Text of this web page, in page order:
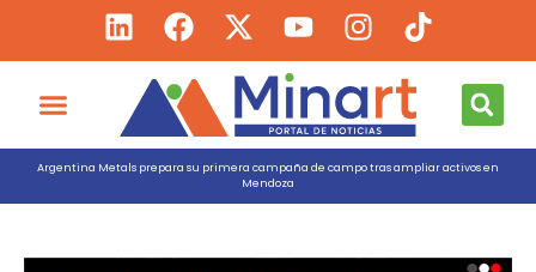
Argentina Metals prepara su primera campaña de campo tras ampliar activos en
Mendoza